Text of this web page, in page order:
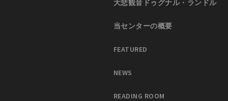
大悲観音ドゥグナル・ランドル
当センターの概要
FEATURED
NEWS
READING ROOM